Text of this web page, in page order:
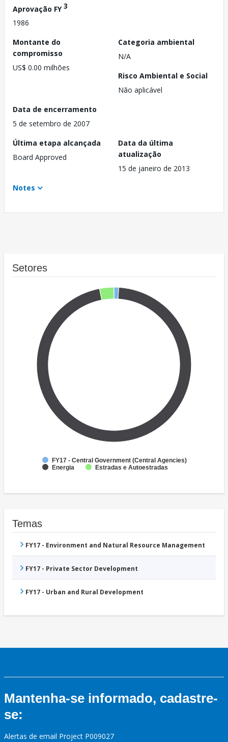
Aprovação FY3
1986
Montante do
compromisso
US$ 0.00 milhões
Categoria ambiental
N/A
Risco Ambiental e Social
Não aplicável
Data de encerramento
5 de setembro de 2007
Última etapa alcançada
Board Approved
Data da última
atualização
15 de janeiro de 2013
Notes
Setores
FY17 - Central Government (Central Agencies)
Energia
Estradas e Autoestradas
Temas
FY17 - Environment and Natural Resource Management
FY17 - Private Sector Development
FY17 - Urban and Rural Development
Mantenha-se informado, cadastre-
se:
Alertas de email Project P009027